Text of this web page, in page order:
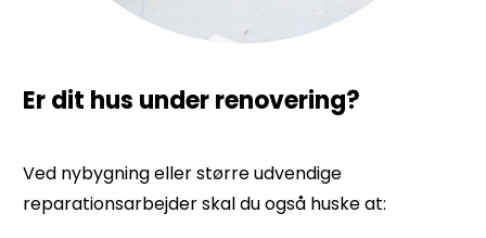
Er dit hus under renovering?
Ved nybygning eller større udvendige
reparationsarbejder skal du også huske at: